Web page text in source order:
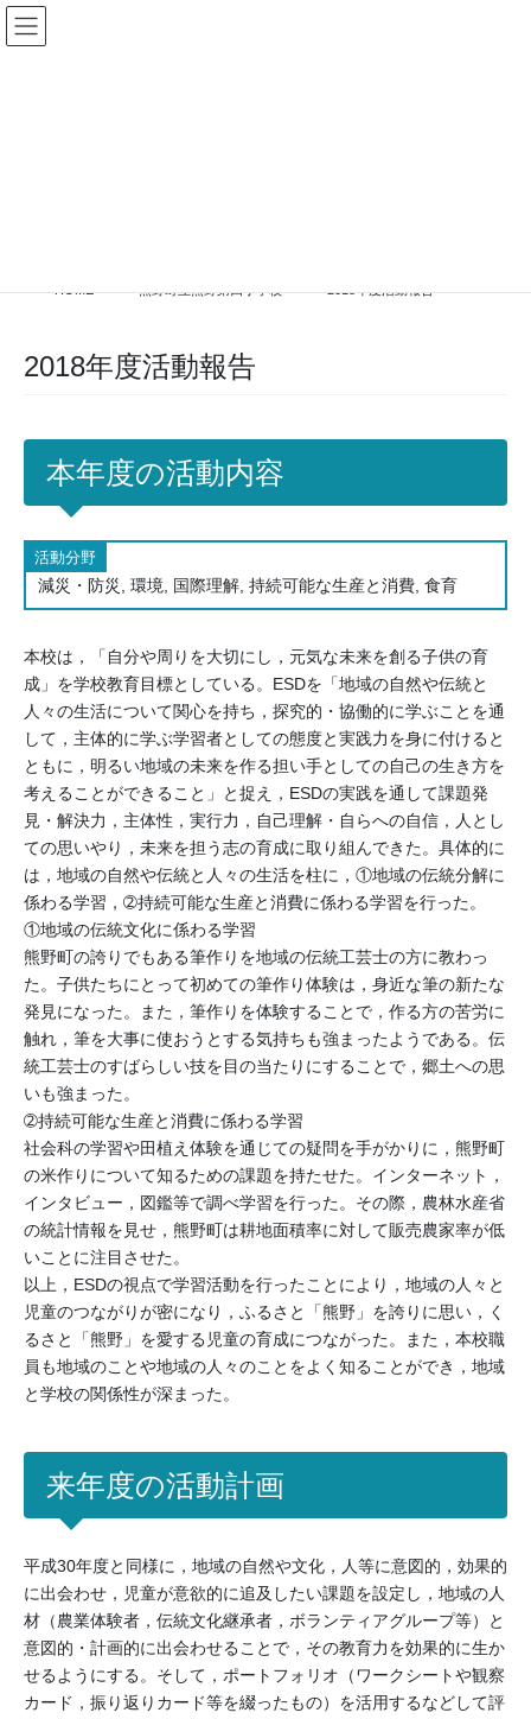
コ
ン
ナ
ビ
HOME 熊野町立熊野第四小学校 2018年度活動報告
2018年度活動報告
本年度の活動内容
活動分野
減災・防災, 環境, 国際理解, 持続可能な生産と消費, 食育
本校は，「自分や周りを大切にし，元気な未来を創る子供の育
成」を学校教育目標としている。ESDを「地域の自然や伝統と
人々の生活について関心を持ち，探究的・協働的に学ぶことを通
して，主体的に学ぶ学習者としての態度と実践力を身に付けると
ともに，明るい地域の未来を作る担い手としての自己の生き方を
考えることができること」と捉え，ESDの実践を通して課題発
見・解決力，主体性，実行力，自己理解・自らへの自信，人とし
ての思いやり，未来を担う志の育成に取り組んできた。具体的に
は，地域の自然や伝統と人々の生活を柱に，①地域の伝統分解に
係わる学習，➁持続可能な生産と消費に係わる学習を行った。
①地域の伝統文化に係わる学習
熊野町の誇りでもある筆作りを地域の伝統工芸士の方に教わっ
た。子供たちにとって初めての筆作り体験は，身近な筆の新たな
発見になった。また，筆作りを体験することで，作る方の苦労に
触れ，筆を大事に使おうとする気持ちも強まったようである。伝
統工芸士のすばらしい技を目の当たりにすることで，郷土への思
いも強まった。
➁持続可能な生産と消費に係わる学習
社会科の学習や田植え体験を通じての疑問を手がかりに，熊野町
の米作りについて知るための課題を持たせた。インターネット，
インタビュー，図鑑等で調べ学習を行った。その際，農林水産省
の統計情報を見せ，熊野町は耕地面積率に対して販売農家率が低
いことに注目させた。
以上，ESDの視点で学習活動を行ったことにより，地域の人々と
児童のつながりが密になり，ふるさと「熊野」を誇りに思い，く
るさと「熊野」を愛する児童の育成につながった。また，本校職
員も地域のことや地域の人々のことをよく知ることができ，地域
と学校の関係性が深まった。
来年度の活動計画
平成30年度と同様に，地域の自然や文化，人等に意図的，効果的
に出会わせ，児童が意欲的に追及したい課題を設定し，地域の人
材（農業体験者，伝統文化継承者，ボランティアグループ等）と
意図的・計画的に出会わせることで，その教育力を効果的に生か
せるようにする。そして，ポートフォリオ（ワークシートや観察
カード，振り返りカード等を綴ったもの）を活用するなどして評